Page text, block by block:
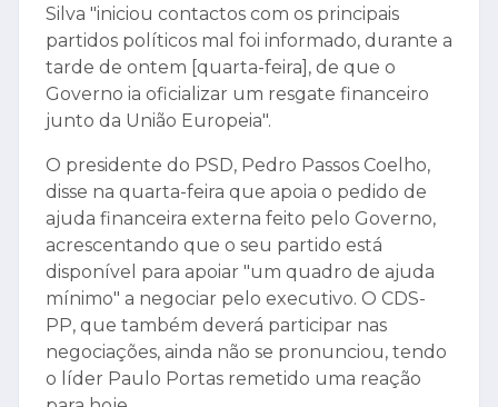
Silva "iniciou contactos com os principais
partidos políticos mal foi informado, durante a
tarde de ontem [quarta-feira], de que o
Governo ia oficializar um resgate financeiro
junto da União Europeia".
O presidente do PSD, Pedro Passos Coelho,
disse na quarta-feira que apoia o pedido de
ajuda financeira externa feito pelo Governo,
acrescentando que o seu partido está
disponível para apoiar "um quadro de ajuda
mínimo" a negociar pelo executivo. O CDS-
PP, que também deverá participar nas
negociações, ainda não se pronunciou, tendo
o líder Paulo Portas remetido uma reação